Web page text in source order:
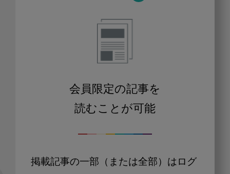
会員限定の記事を
読むことが可能
掲載記事の一部（または全部）はログ